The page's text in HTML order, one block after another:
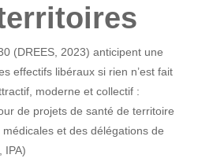
(DREES, 2023) anticipent une
effectifs libéraux si rien n’est fait
moderne et collectif :
de projets de santé de territoire
et des délégations de
IPA)